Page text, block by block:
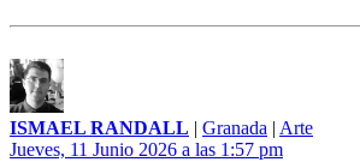
ISMAEL RANDALL | Granada | Arte
Jueves, 11 Junio 2026 a las 1:57 pm